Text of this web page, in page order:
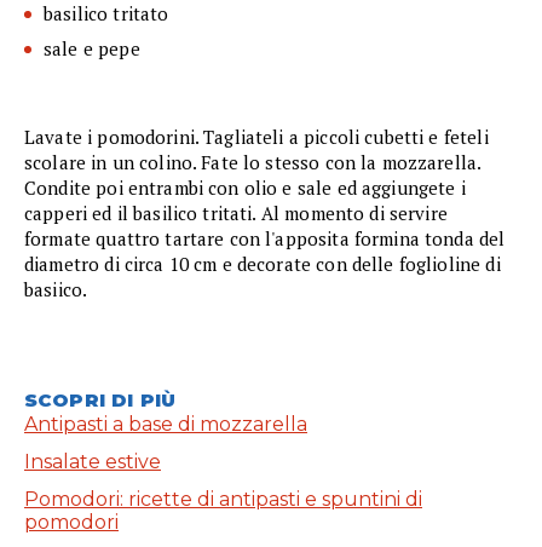
basilico tritato
sale e pepe
Lavate i pomodorini. Tagliateli a piccoli cubetti e feteli
scolare in un colino. Fate lo stesso con la mozzarella.
Condite poi entrambi con olio e sale ed aggiungete i
capperi ed il basilico tritati. Al momento di servire
formate quattro tartare con l'apposita formina tonda del
diametro di circa 10 cm e decorate con delle foglioline di
basiico.
SCOPRI DI PIÙ
Antipasti a base di mozzarella
Insalate estive
Pomodori: ricette di antipasti e spuntini di
pomodori